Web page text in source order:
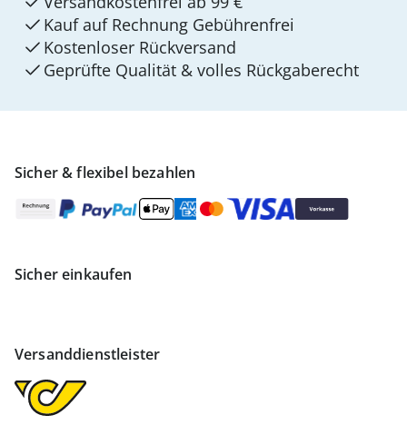
Sicher & flexibel bezahlen
Sicher einkaufen
Versanddienstleister
Kauf auf Rechnung Gebührenfrei
Kostenloser Rückversand
Geprüfte Qualität & volles Rückgaberecht